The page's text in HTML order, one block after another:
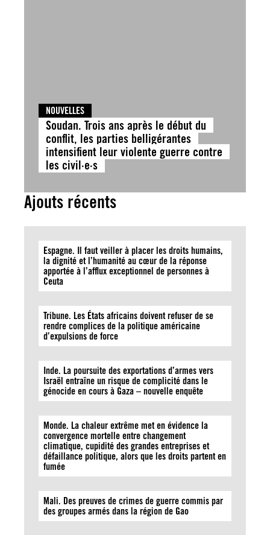
NOUVELLES
Soudan. Trois ans après le début du
conflit, les parties belligérantes
intensifient leur violente guerre contre
les civil·e·s
Ajouts récents
Espagne. Il faut veiller à placer les droits humains,
la dignité et l’humanité au cœur de la réponse
apportée à l’afflux exceptionnel de personnes à
Ceuta
Tribune. Les États africains doivent refuser de se
rendre complices de la politique américaine
d’expulsions de force
Inde. La poursuite des exportations d’armes vers
Israël entraîne un risque de complicité dans le
génocide en cours à Gaza – nouvelle enquête
Monde. La chaleur extrême met en évidence la
convergence mortelle entre changement
climatique, cupidité des grandes entreprises et
défaillance politique, alors que les droits partent en
fumée
Mali. Des preuves de crimes de guerre commis par
des groupes armés dans la région de Gao